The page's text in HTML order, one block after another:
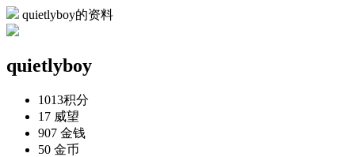
quietlyboy的资料
quietlyboy
1013积分
17 威望
907 金钱
50 金币